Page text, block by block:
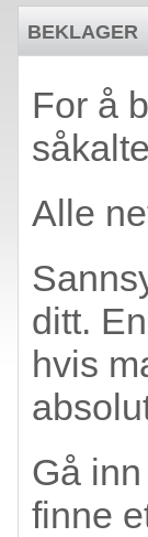
BEKLAGER
For å
såkalte
Alle
ditt.
hvis
Gå
finne